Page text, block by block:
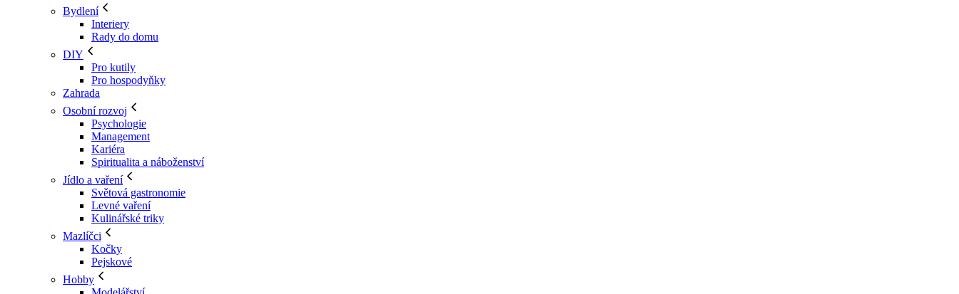
Bydlení
Interiery
Rady do domu
DIY
Pro kutily
Pro hospodyňky
Zahrada
Osobní rozvoj
Psychologie
Management
Kariéra
Spiritualita a náboženství
Jídlo a vaření
Světová gastronomie
Levné vaření
Kulinářské triky
Mazlíčci
Kočky
Pejskové
Hobby